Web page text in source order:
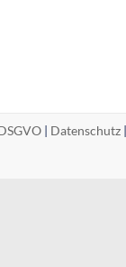
| Datenschutz